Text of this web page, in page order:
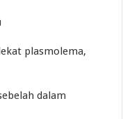
plasmolema,
dalam